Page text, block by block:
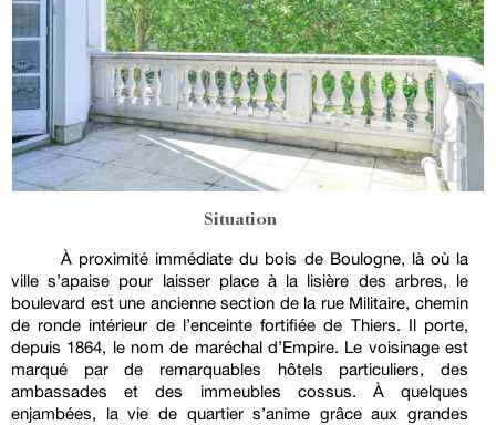
Situation
À proximité immédiate du bois de Boulogne, là où la
ville s’apaise pour laisser place à la lisière des arbres, le
boulevard est une ancienne section de la rue Militaire, chemin
de ronde intérieur de l’enceinte fortifiée de Thiers. Il porte,
depuis 1864, le nom de maréchal d’Empire. Le voisinage est
marqué par de remarquables hôtels particuliers, des
ambassades et des immeubles cossus. À quelques
enjambées, la vie de quartier s’anime grâce aux grandes